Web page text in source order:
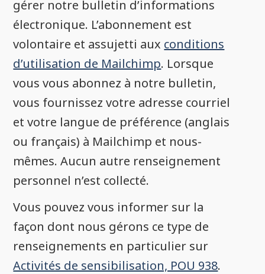
gérer notre bulletin d’informations
électronique. L’abonnement est
volontaire et assujetti aux conditions
d’utilisation de Mailchimp. Lorsque
vous vous abonnez à notre bulletin,
vous fournissez votre adresse courriel
et votre langue de préférence (anglais
ou français) à Mailchimp et nous-
mêmes. Aucun autre renseignement
personnel n’est collecté.
Vous pouvez vous informer sur la
façon dont nous gérons ce type de
renseignements en particulier sur
Activités de sensibilisation, POU 938.